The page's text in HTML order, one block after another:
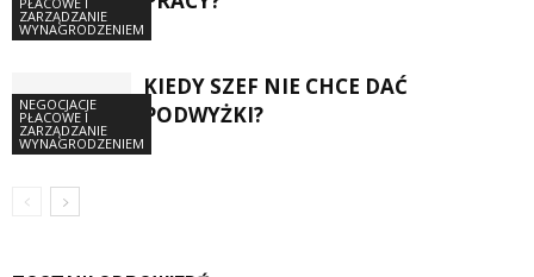
ZARZĄDZANIE
WYNAGRODZENIEM
NEGOCJACJE
PŁACOWE I
ZARZĄDZANIE
WYNAGRODZENIEM
KIEDY SZEF NIE CHCE DAĆ
PODWYŻKI?